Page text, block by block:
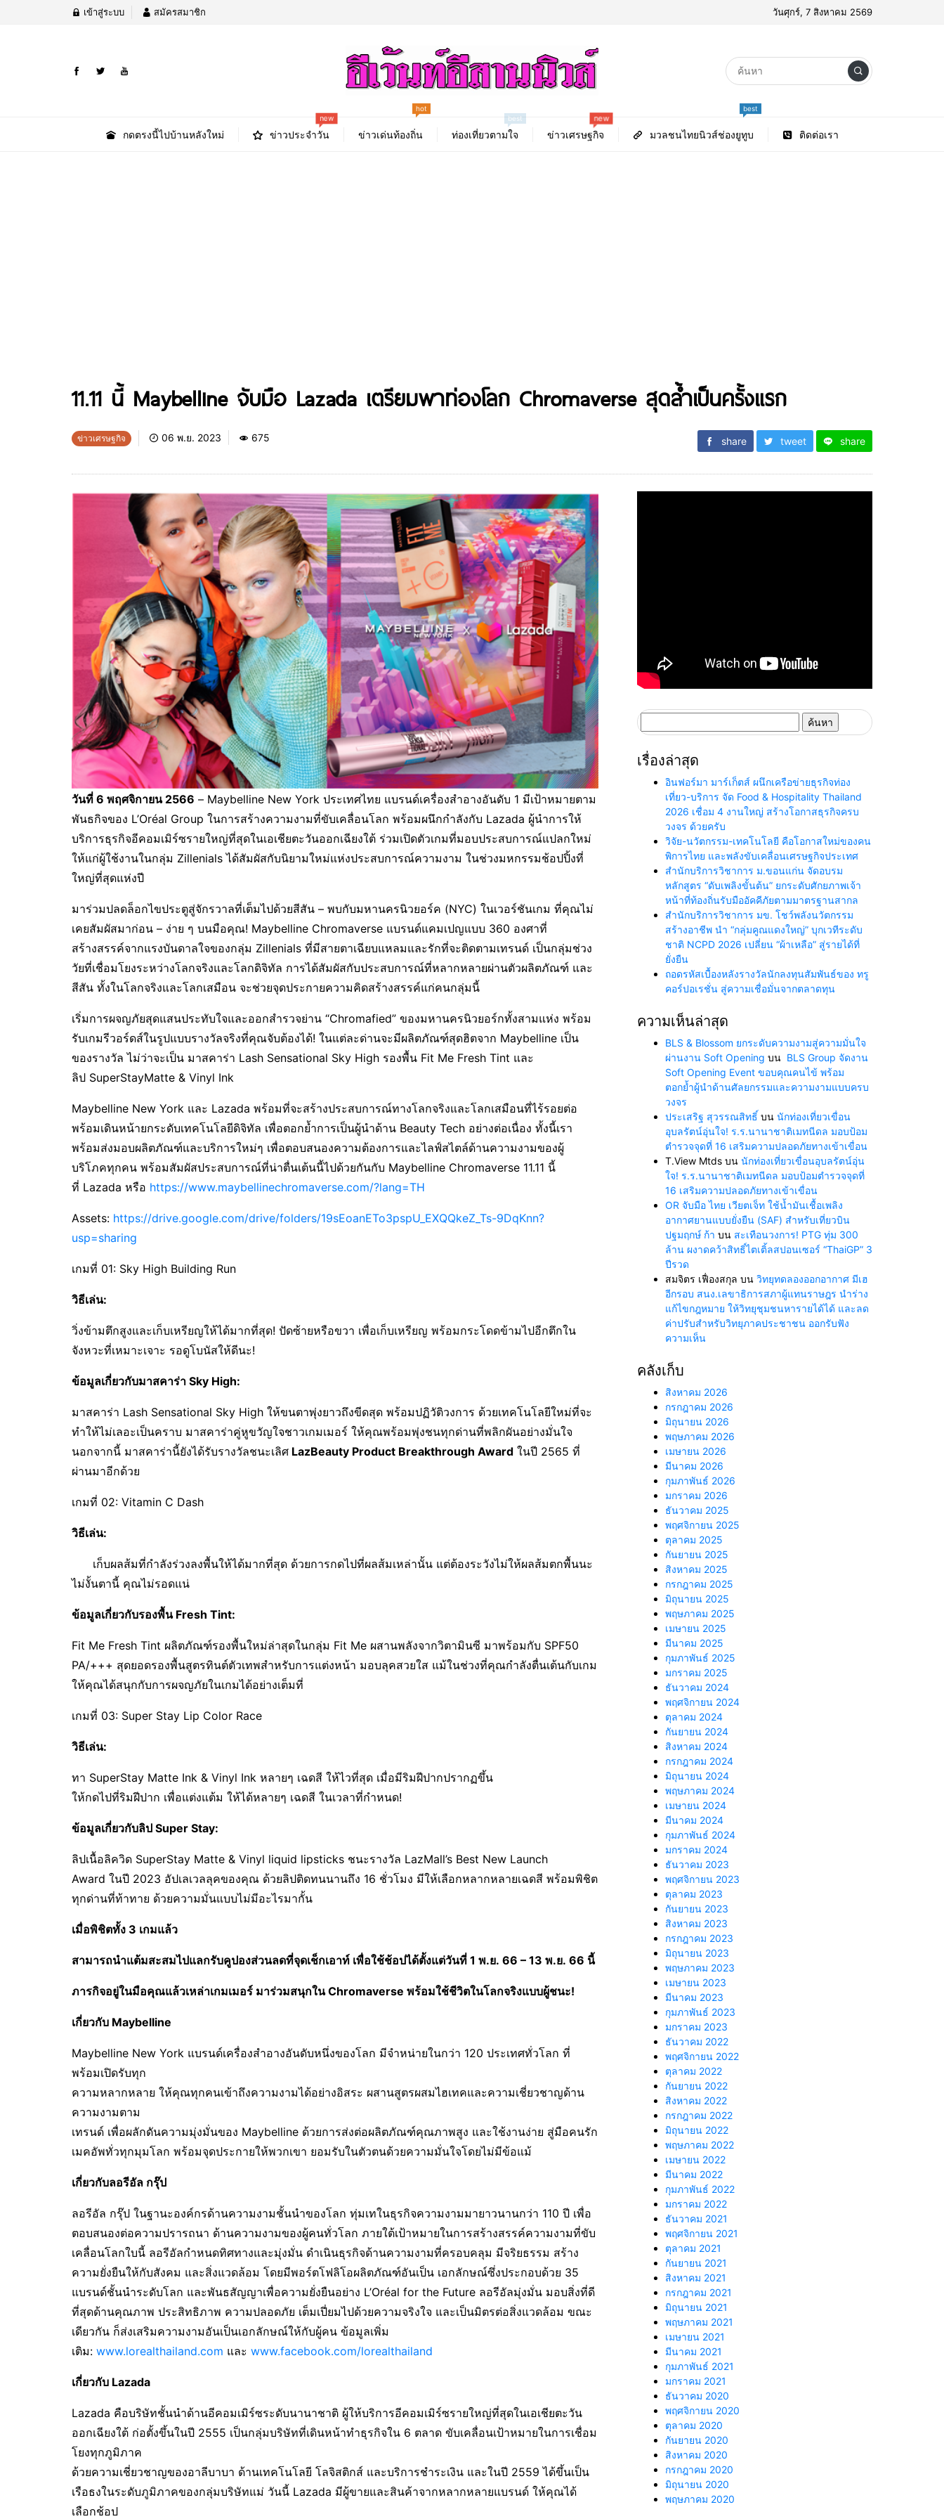
เข้าสู่ระบบ สมัครสมาชิก วันศุกร์, 7 สิงหาคม 2569
กดตรงนี้ไปบ้านหลังใหม่ ข่าวประจำวัน
new
ข่าวเด่นท้องถิ่น
hot
ท่องเที่ยวตามใจ
best
ข่าวเศรษฐกิจ
new
มวลชนไทยนิวส์ช่องยูทูบ
best
ติดต่อเรา
11.11 นี้ Maybelline จับมือ Lazada เตรียมพาท่องโลก Chromaverse สุดล้ำเป็นครั้งแรก
ข่าวเศรษฐกิจ 06 พ.ย. 2023 675 share tweet share
วันที่ 6 พฤศจิกายน 2566 – Maybelline New York ประเทศไทย แบรนด์เครื่องสำอางอันดับ 1 มีเป้าหมายตาม
พันธกิจของ L’Oréal Group ในการสร้างความงามที่ขับเคลื่อนโลก พร้อมผนึกกำลังกับ Lazada ผู้นำการให้
บริการธุรกิจอีคอมเมิร์ซรายใหญ่ที่สุดในเอเชียตะวันออกเฉียงใต้ ร่วมเปิดตัวเกมที่มอบประสบการณ์แปลกใหม่
ให้แก่ผู้ใช้งานในกลุ่ม Zillenials ได้สัมผัสกับนิยามใหม่แห่งประสบการณ์ความงาม ในช่วงมหกรรมช้อปปิ้งที่
ใหญ่ที่สุดแห่งปี
มาร่วมปลดล็อกไขประตูสู่จักรวาลที่เต็มไปด้วยสีสัน – พบกับมหานครนิวยอร์ค (NYC) ในเวอร์ชันเกม ที่คุณไม่
เคยสัมผัสมาก่อน – ง่าย ๆ บนมือคุณ! Maybelline Chromaverse แบรนด์แคมเปญแบบ 360 องศาที่
สร้างสรรค์จากแรงบันดาลใจของกลุ่ม Zillenials ที่มีสายตาเฉียบแหลมและรักที่จะติดตามเทรนด์ เป็นกลุ่มช่วง
วัยที่เชื่อมโยงระหว่างโลกจริงและโลกดิจิทัล การได้สัมผัสกับประสบการณ์ที่หลากหลายผ่านตัวผลิตภัณฑ์ และ
สีสัน ทั้งในโลกจริงและโลกเสมือน จะช่วยจุดประกายความคิดสร้างสรรค์แก่คนกลุ่มนี้
เริ่มการผจญภัยสุดแสนประทับใจและออกสำรวจย่าน “Chromafied” ของมหานครนิวยอร์กทั้งสามแห่ง พร้อม
รับเกมรีวอร์ดส์ในรูปแบบรางวัลจริงที่คุณจับต้องได้! ในแต่ละด่านจะมีผลิตภัณฑ์สุดฮิตจาก Maybelline เป็น
ของรางวัล ไม่ว่าจะเป็น มาสคาร่า Lash Sensational Sky High รองพื้น Fit Me Fresh Tint และ
ลิป SuperStayMatte & Vinyl Ink
Maybelline New York และ Lazada พร้อมที่จะสร้างประสบการณ์ทางโลกจริงและโลกเสมือนที่ไร้รอยต่อ
พร้อมเดินหน้ายกระดับเทคโนโลยีดิจิทัล เพื่อตอกย้ำการเป็นผู้นำด้าน Beauty Tech อย่างต่อเนื่อง ทั้งนี้เรา
พร้อมส่งมอบผลิตภัณฑ์และบริการใหม่ๆ เพื่อตอบสนองความต้องการและไลฟ์สไตล์ด้านความงามของผู้
บริโภคทุกคน พร้อมสัมผัสประสบการณ์ที่น่าตื่นเต้นนี้ไปด้วยกันกับ Maybelline Chromaverse 11.11 นี้
ที่ Lazada หรือ https://www.maybellinechromaverse.com/?lang=TH
Assets: https://drive.google.com/drive/folders/19sEoanETo3pspU_EXQQkeZ_Ts-9DqKnn?
usp=sharing
เกมที่ 01: Sky High Building Run
วิธีเล่น:
วิ่งข้ามตึกสูงและเก็บเหรียญให้ได้มากที่สุด! ปัดซ้ายหรือขวา เพื่อเก็บเหรียญ พร้อมกระโดดข้ามไปอีกตึกใน
จังหวะที่เหมาะเจาะ รอดูโบนัสให้ดีนะ!
ข้อมูลเกี่ยวกับมาสคาร่า Sky High:
มาสคาร่า Lash Sensational Sky High ให้ขนตาพุ่งยาวถึงขีดสุด พร้อมปฏิวัติวงการ ด้วยเทคโนโลยีใหม่ที่จะ
ทำให้ไม่เลอะเป็นคราบ มาสคาร่าคู่หูขวัญใจชาวเกมเมอร์ ให้คุณพร้อมพุ่งชนทุกด่านที่พลิกผันอย่างมั่นใจ
นอกจากนี้ มาสคาร่านี้ยังได้รับรางวัลชนะเลิศ LazBeauty Product Breakthrough Award ในปี 2565 ที่
ผ่านมาอีกด้วย
เกมที่ 02: Vitamin C Dash
วิธีเล่น:
เก็บผลส้มที่กำลังร่วงลงพื้นให้ได้มากที่สุด ด้วยการกดไปที่ผลส้มเหล่านั้น แต่ต้องระวังไม่ให้ผลส้มตกพื้นนะ
ไม่งั้นตานี้ คุณไม่รอดแน่
ข้อมูลเกี่ยวกับรองพื้น Fresh Tint:
Fit Me Fresh Tint ผลิตภัณฑ์รองพื้นใหม่ล่าสุดในกลุ่ม Fit Me ผสานพลังจากวิตามินซี มาพร้อมกับ SPF50
PA/+++ สุดยอดรองพื้นสูตรทินต์ตัวเทพสำหรับการแต่งหน้า มอบลุคสวยใส แม้ในช่วงที่คุณกำลังตื่นเต้นกับเกม
ให้คุณได้สนุกกับการผจญภัยในเกมได้อย่างเต็มที่
เกมที่ 03: Super Stay Lip Color Race
วิธีเล่น:
ทา SuperStay Matte Ink & Vinyl Ink หลายๆ เฉดสี ให้ไวที่สุด เมื่อมีริมฝีปากปรากฏขึ้น
ให้กดไปที่ริมฝีปาก เพื่อแต่งแต้ม ให้ได้หลายๆ เฉดสี ในเวลาที่กำหนด!
ข้อมูลเกี่ยวกับลิป Super Stay:
ลิปเนื้อลิควิด SuperStay Matte & Vinyl liquid lipsticks ชนะรางวัล LazMall’s Best New Launch
Award ในปี 2023 อัปเลเวลลุคของคุณ ด้วยลิปติดทนนานถึง 16 ชั่วโมง มีให้เลือกหลากหลายเฉดสี พร้อมพิชิต
ทุกด่านที่ท้าทาย ด้วยความมั่นแบบไม่มีอะไรมากั้น
เมื่อพิชิตทั้ง 3 เกมแล้ว
สามารถนำแต้มสะสมไปแลกรับคูปองส่วนลดที่จุดเช็กเอาท์ เพื่อใช้ช้อปได้ตั้งแต่วันที่ 1 พ.ย. 66 – 13 พ.ย. 66 นี้
ภารกิจอยู่ในมือคุณแล้วเหล่าเกมเมอร์ มาร่วมสนุกในChromaverse พร้อมใช้ชีวิตในโลกจริงแบบผู้ชนะ!
เกี่ยวกับ Maybelline
Maybelline New York แบรนด์เครื่องสำอางอันดับหนึ่งของโลก มีจำหน่ายในกว่า 120 ประเทศทั่วโลก ที่
พร้อมเปิดรับทุก
ความหลากหลาย ให้คุณทุกคนเข้าถึงความงามได้อย่างอิสระ ผสานสูตรผสมไฮเทคและความเชี่ยวชาญด้าน
ความงามตาม
เทรนด์ เพื่อผลักดันความมุ่งมั่นของ Maybelline ด้วยการส่งต่อผลิตภัณฑ์คุณภาพสูง และใช้งานง่าย สู่มือคนรัก
เมคอัพทั่วทุกมุมโลก พร้อมจุดประกายให้พวกเขา ยอมรับในตัวตนด้วยความมั่นใจโดยไม่มีข้อแม้
เกี่ยวกับลอรีอัล กรุ๊ป
ลอรีอัล กรุ๊ป ในฐานะองค์กรด้านความงามชั้นนำของโลก ทุ่มเทในธุรกิจความงามมายาวนานกว่า 110 ปี เพื่อ
ตอบสนองต่อความปรารถนา ด้านความงามของผู้คนทั่วโลก ภายใต้เป้าหมายในการสร้างสรรค์ความงามที่ขับ
เคลื่อนโลกใบนี้ ลอรีอัลกำหนดทิศทางและมุ่งมั่น ดำเนินธุรกิจด้านความงามที่ครอบคลุม มีจริยธรรม สร้าง
ความยั่งยืนให้กับสังคม และสิ่งแวดล้อม โดยมีพอร์ตโฟลิโอผลิตภัณฑ์อันเป็น เอกลักษณ์ซึ่งประกอบด้วย 35
แบรนด์ชั้นนำระดับโลก และพันธสัญญาเพื่อความยั่งยืนอย่าง L’Oréal for the Future ลอรีอัลมุ่งมั่น มอบสิ่งที่ดี
ที่สุดด้านคุณภาพ ประสิทธิภาพ ความปลอดภัย เต็มเปี่ยมไปด้วยความจริงใจ และเป็นมิตรต่อสิ่งแวดล้อม ขณะ
เดียวกัน ก็ส่งเสริมความงามอันเป็นเอกลักษณ์ให้กับผู้คน ข้อมูลเพิ่ม
เติม: www.lorealthailand.com และ www.facebook.com/lorealthailand
เกี่ยวกับ Lazada
Lazada คือบริษัทชั้นนำด้านอีคอมเมิร์ซระดับนานาชาติ ผู้ให้บริการอีคอมเมิร์ซรายใหญ่ที่สุดในเอเชียตะวัน
ออกเฉียงใต้ ก่อตั้งขึ้นในปี 2555 เป็นกลุ่มบริษัทที่เดินหน้าทำธุรกิจใน 6 ตลาด ขับเคลื่อนเป้าหมายในการเชื่อม
โยงทุกภูมิภาค
ด้วยความเชี่ยวชาญของอาลีบาบา ด้านเทคโนโลยี โลจิสติกส์ และบริการชำระเงิน และในปี 2559 ได้ขึ้นเป็น
เรือธงในระดับภูมิภาคของกลุ่มบริษัทแม่ วันนี้ Lazada มีผู้ขายและสินค้าจากหลากหลายแบรนด์ ให้คุณได้
เลือกช้อป
สำหรับ:
เรื่องล่าสุด
อินฟอร์มา มาร์เก็ตส์ ผนึกเครือข่ายธุรกิจท่อง
เที่ยว-บริการ จัด Food & Hospitality Thailand
2026 เชื่อม 4 งานใหญ่ สร้างโอกาสธุรกิจครบ
วงจร ด้วยครับ
วิจัย-นวัตกรรม-เทคโนโลยี คือโอกาสใหม่ของคน
พิการไทย และพลังขับเคลื่อนเศรษฐกิจประเทศ
สำนักบริการวิชาการ ม.ขอนแก่น จัดอบรม
หลักสูตร “ดับเพลิงขั้นต้น” ยกระดับศักยภาพเจ้า
หน้าที่ท้องถิ่นรับมืออัคคีภัยตามมาตรฐานสากล
สำนักบริการวิชาการ มข. โชว์พลังนวัตกรรม
สร้างอาชีพ นำ “กลุ่มคูณแดงใหญ่” บุกเวทีระดับ
ชาติ NCPD 2026 เปลี่ยน “ผ้าเหลือ” สู่รายได้ที่
ยั่งยืน
ถอดรหัสเบื้องหลังรางวัลนักลงทุนสัมพันธ์ของ ทรู
คอร์ปอเรชั่น สู่ความเชื่อมั่นจากตลาดทุน
ความเห็นล่าสุด
BLS & Blossom ยกระดับความงามสู่ความมั่นใจ
ผ่านงาน Soft Opening บน BLS Group จัดงาน
Soft Opening Event ขอบคุณคนไข้ พร้อม
ตอกย้ำผู้นำด้านศัลยกรรมและความงามแบบครบ
วงจร
ประเสริฐ สุวรรณสิทธิ์ บน นักท่องเที่ยวเขื่อน
อุบลรัตน์อุ่นใจ! ร.ร.นานาชาติเมทนีดล มอบป้อม
ตำรวจจุดที่ 16 เสริมความปลอดภัยทางเข้าเขื่อน
T.View Mtds บน นักท่องเที่ยวเขื่อนอุบลรัตน์อุ่น
ใจ! ร.ร.นานาชาติเมทนีดล มอบป้อมตำรวจจุดที่
16 เสริมความปลอดภัยทางเข้าเขื่อน
OR จับมือ ไทย เวียตเจ็ท ใช้น้ำมันเชื้อเพลิง
อากาศยานแบบยั่งยืน (SAF) สำหรับเที่ยวบิน
ปฐมฤกษ์ ก้า บน สะเทือนวงการ! PTG ทุ่ม 300
ล้าน ผงาดคว้าสิทธิ์ไตเติ้ลสปอนเซอร์ “ThaiGP” 3
ปีรวด
สมจิตร เฟื่องสกุล บน วิทยุทดลองออกอากาศ มีเฮ
อีกรอบ สนง.เลขาธิการสภาผู้แทนราษฎร นำร่าง
แก้ไขกฎหมาย ให้วิทยุชุมชนหารายได้ได้ และลด
ค่าปรับสำหรับวิทยุภาคประชาชน ออกรับฟัง
ความเห็น
คลังเก็บ
สิงหาคม 2026
กรกฎาคม 2026
มิถุนายน 2026
พฤษภาคม 2026
เมษายน 2026
มีนาคม 2026
กุมภาพันธ์ 2026
มกราคม 2026
ธันวาคม 2025
พฤศจิกายน 2025
ตุลาคม 2025
กันยายน 2025
สิงหาคม 2025
กรกฎาคม 2025
มิถุนายน 2025
พฤษภาคม 2025
เมษายน 2025
มีนาคม 2025
กุมภาพันธ์ 2025
มกราคม 2025
ธันวาคม 2024
พฤศจิกายน 2024
ตุลาคม 2024
กันยายน 2024
สิงหาคม 2024
กรกฎาคม 2024
มิถุนายน 2024
พฤษภาคม 2024
เมษายน 2024
มีนาคม 2024
กุมภาพันธ์ 2024
มกราคม 2024
ธันวาคม 2023
พฤศจิกายน 2023
ตุลาคม 2023
กันยายน 2023
สิงหาคม 2023
กรกฎาคม 2023
มิถุนายน 2023
พฤษภาคม 2023
เมษายน 2023
มีนาคม 2023
กุมภาพันธ์ 2023
มกราคม 2023
ธันวาคม 2022
พฤศจิกายน 2022
ตุลาคม 2022
กันยายน 2022
สิงหาคม 2022
กรกฎาคม 2022
มิถุนายน 2022
พฤษภาคม 2022
เมษายน 2022
มีนาคม 2022
กุมภาพันธ์ 2022
มกราคม 2022
ธันวาคม 2021
พฤศจิกายน 2021
ตุลาคม 2021
กันยายน 2021
สิงหาคม 2021
กรกฎาคม 2021
มิถุนายน 2021
พฤษภาคม 2021
เมษายน 2021
มีนาคม 2021
กุมภาพันธ์ 2021
มกราคม 2021
ธันวาคม 2020
พฤศจิกายน 2020
ตุลาคม 2020
กันยายน 2020
สิงหาคม 2020
กรกฎาคม 2020
มิถุนายน 2020
พฤษภาคม 2020